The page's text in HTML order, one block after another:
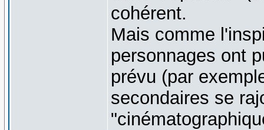
cohérent.
Mais comme
personnages ont
prévu (par
secondaires se